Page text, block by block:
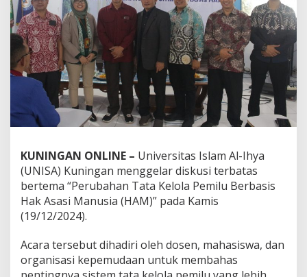
KUNINGAN ONLINE – Universitas Islam Al-Ihya
(UNISA) Kuningan menggelar diskusi terbatas
bertema “Perubahan Tata Kelola Pemilu Berbasis
Hak Asasi Manusia (HAM)” pada Kamis
(19/12/2024).
Acara tersebut dihadiri oleh dosen, mahasiswa, dan
organisasi kepemudaan untuk membahas